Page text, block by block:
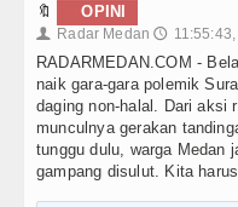
🔖 OPINI
👤 Radar Medan 🕔
RADARMEDAN.COM -
naik gara-gara polemik
daging non-halal. Dari aksi
munculnya gerakan
tunggu dulu, warga Medan
gampang disulut. Kita harus